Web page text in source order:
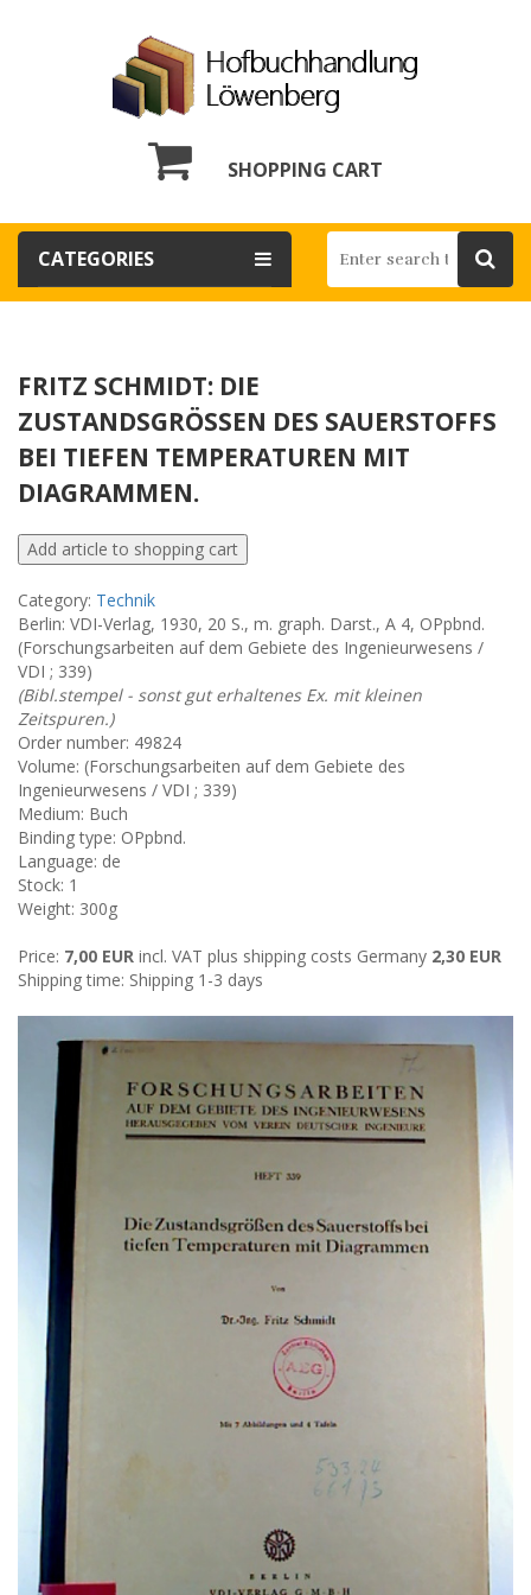
SHOPPING CART
CATEGORIES
FRITZ SCHMIDT: DIE
ZUSTANDSGRÖSSEN DES SAUERSTOFFS B
EI TIEFEN TEMPERATUREN MIT D
IAGRAMMEN.
Category: Technik
Berlin: VDI-Verlag, 1930, 20 S., m. graph. Darst., A 4, OPpbnd.
(Forschungsarbeiten auf dem Gebiete des Ingenieurwesens /
VDI ; 339)
(Bibl.stempel - sonst gut erhaltenes Ex. mit kleinen
Zeitspuren.)
Order number: 49824
Volume: (Forschungsarbeiten auf dem Gebiete des
Ingenieurwesens / VDI ; 339)
Medium: Buch
Binding type: OPpbnd.
Language: de
Stock: 1
Weight: 300g
Price: 7,00 EUR incl. VAT plus shipping costs Germany 2,30 EUR
Shipping time: Shipping 1-3 days